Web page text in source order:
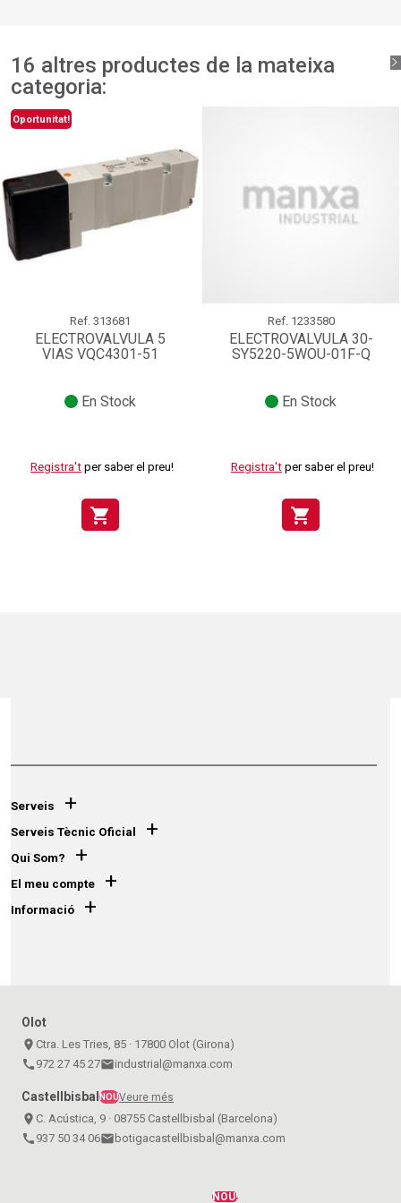
Cancel·lar Crear una llista de desitjos
16 altres productes de la mateixa
categoria:
Oportunitat!
Ref. 313681
ELECTROVALVULA 5
VIAS VQC4301-51
En Stock
Registra't per saber el preu!
shopping_cart
Ref. 1233580
ELECTROVALVULA 30-
SY5220-5WOU-01F-Q
En Stock
Registra't per saber el preu!
shopping_cart
Serveis +
Serveis Tècnic Oficial +
Qui Som? +
El meu compte +
Informació +
Olot
place Ctra. Les Tries, 85 · 17800 Olot (Girona)
call 972 27 45 27emailindustrial@manxa.com
Castellbisbal NOUVeure més
place C. Acústica, 9 · 08755 Castellbisbal (Barcelona)
call 937 50 34 06email botigacastellbisbal@manxa.com
NOU!